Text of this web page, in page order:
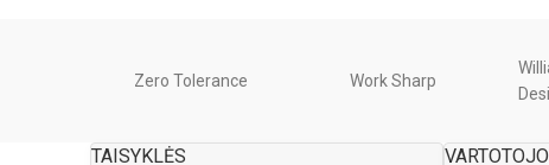
Zero Tolerance Work Sharp
TAISYKLĖS